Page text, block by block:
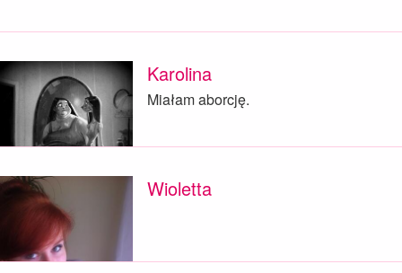
Karolina
Miałam aborcję.
Wioletta